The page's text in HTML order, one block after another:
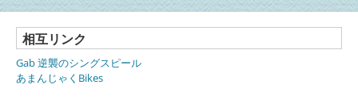
相互リンク
Gab 逆襲のシングスピール
あまんじゃくBikes